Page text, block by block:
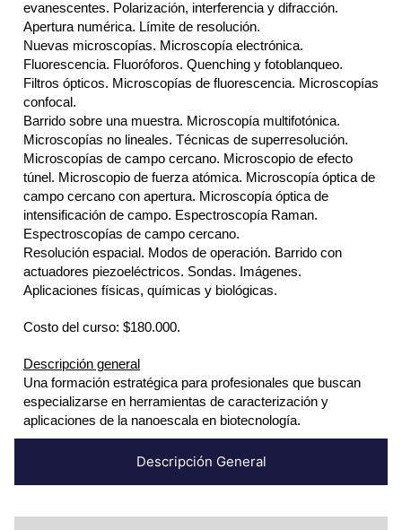
evanescentes. Polarización, interferencia y difracción.
Apertura numérica. Límite de resolución.
Nuevas microscopías. Microscopía electrónica.
Fluorescencia. Fluoróforos. Quenching y fotoblanqueo.
Filtros ópticos. Microscopías de fluorescencia. Microscopías
confocal.
Barrido sobre una muestra. Microscopía multifotónica.
Microscopías no lineales. Técnicas de superresolución.
Microscopías de campo cercano. Microscopio de efecto
túnel. Microscopio de fuerza atómica. Microscopía óptica de
campo cercano con apertura. Microscopía óptica de
intensificación de campo. Espectroscopía Raman.
Espectroscopías de campo cercano.
Resolución espacial. Modos de operación. Barrido con
actuadores piezoeléctricos. Sondas. Imágenes.
Aplicaciones físicas, químicas y biológicas.
Costo del curso: $180.000.
Descripción general
Una formación estratégica para profesionales que buscan
especializarse en herramientas de caracterización y
aplicaciones de la nanoescala en biotecnología.
Descripción General